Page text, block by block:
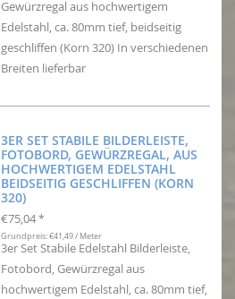
Gewürzregal aus hochwertigem
Edelstahl, ca. 80mm tief, beidseitig
geschliffen (Korn 320) In verschiedenen
Breiten lieferbar
3ER SET STABILE BILDERLEISTE,
FOTOBORD, GEWÜRZREGAL, AUS
HOCHWERTIGEM EDELSTAHL
BEIDSEITIG GESCHLIFFEN (KORN
320)
€75,04 *
Grundpreis: €41,49 / Meter
3er Set Stabile Edelstahl Bilderleiste,
Fotobord, Gewürzregal aus
hochwertigem Edelstahl, ca. 80mm tief,